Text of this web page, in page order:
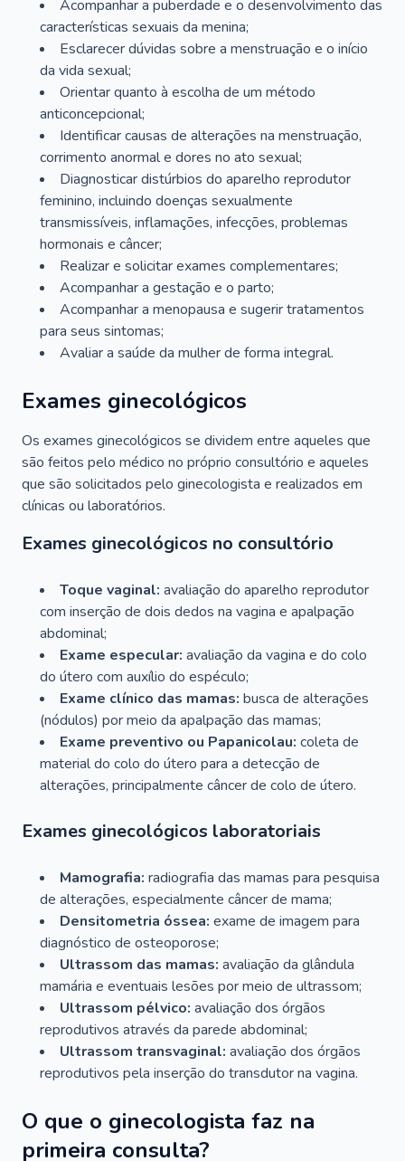
Acompanhar a puberdade e o desenvolvimento das
características sexuais da menina;
Esclarecer dúvidas sobre a menstruação e o início
da vida sexual;
Orientar quanto à escolha de um método
anticoncepcional;
Identificar causas de alterações na menstruação,
corrimento anormal e dores no ato sexual;
Diagnosticar distúrbios do aparelho reprodutor
feminino, incluindo doenças sexualmente
transmissíveis, inflamações, infecções, problemas
hormonais e câncer;
Realizar e solicitar exames complementares;
Acompanhar a gestação e o parto;
Acompanhar a menopausa e sugerir tratamentos
para seus sintomas;
Avaliar a saúde da mulher de forma integral.
Exames ginecológicos
Os exames ginecológicos se dividem entre aqueles que
são feitos pelo médico no próprio consultório e aqueles
que são solicitados pelo ginecologista e realizados em
clínicas ou laboratórios.
Exames ginecológicos no consultório
Toque vaginal: avaliação do aparelho reprodutor
com inserção de dois dedos na vagina e apalpação
abdominal;
Exame especular: avaliação da vagina e do colo
do útero com auxílio do espéculo;
Exame clínico das mamas: busca de alterações
(nódulos) por meio da apalpação das mamas;
Exame preventivo ou Papanicolau: coleta de
material do colo do útero para a detecção de
alterações, principalmente câncer de colo de útero.
Exames ginecológicos laboratoriais
Mamografia: radiografia das mamas para pesquisa
de alterações, especialmente câncer de mama;
Densitometria óssea: exame de imagem para
diagnóstico de osteoporose;
Ultrassom das mamas: avaliação da glândula
mamária e eventuais lesões por meio de ultrassom;
Ultrassom pélvico: avaliação dos órgãos
reprodutivos através da parede abdominal;
Ultrassom transvaginal: avaliação dos órgãos
reprodutivos pela inserção do transdutor na vagina.
O que o ginecologista faz na
primeira consulta?